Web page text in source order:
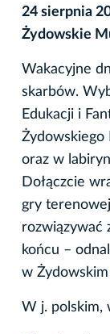
24 sierpnia
Żydowskie
Wakacyjne
skarbów.
Edukacji i
Żydowskiego
oraz w
Dołączcie
gry
rozwiązywać
końcu –
w
W j. polskim,